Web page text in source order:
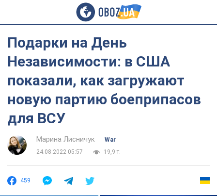
Подарки на День
Независимости: в США
показали, как загружают
новую партию боеприпасов
для ВСУ
Марина Лисничук
War
24.08.2022 05:57
19,9 т.
459